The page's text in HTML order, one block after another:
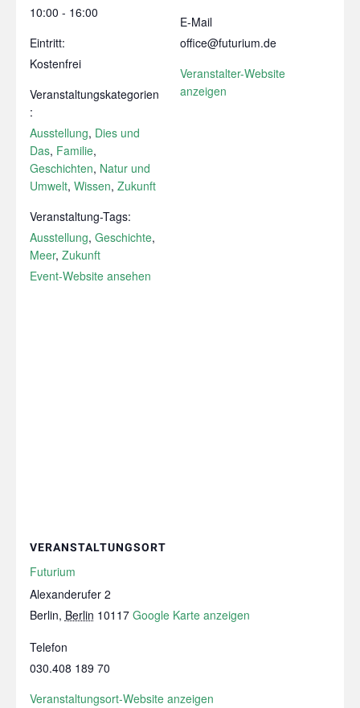
10:00 - 16:00
Eintritt:
Kostenfrei
Veranstaltungskategorien
:
Ausstellung, Dies und
Das, Familie,
Geschichten, Natur und
Umwelt, Wissen, Zukunft
Veranstaltung-Tags:
Ausstellung, Geschichte,
Meer, Zukunft
Event-Website ansehen
E-Mail
office@futurium.de
Veranstalter-Website
anzeigen
VERANSTALTUNGSORT
Futurium
Alexanderufer 2
Berlin, Berlin 10117 Google Karte anzeigen
Telefon
030.408 189 70
Veranstaltungsort-Website anzeigen